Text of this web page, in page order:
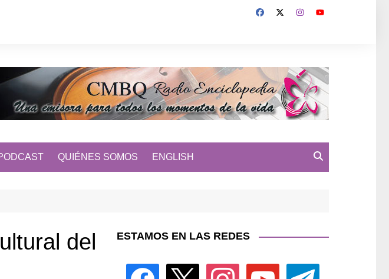
QUIÉNES SOMOS ENGLISH
del
ESTAMOS EN LAS REDES
facebook instagram youtube telegram